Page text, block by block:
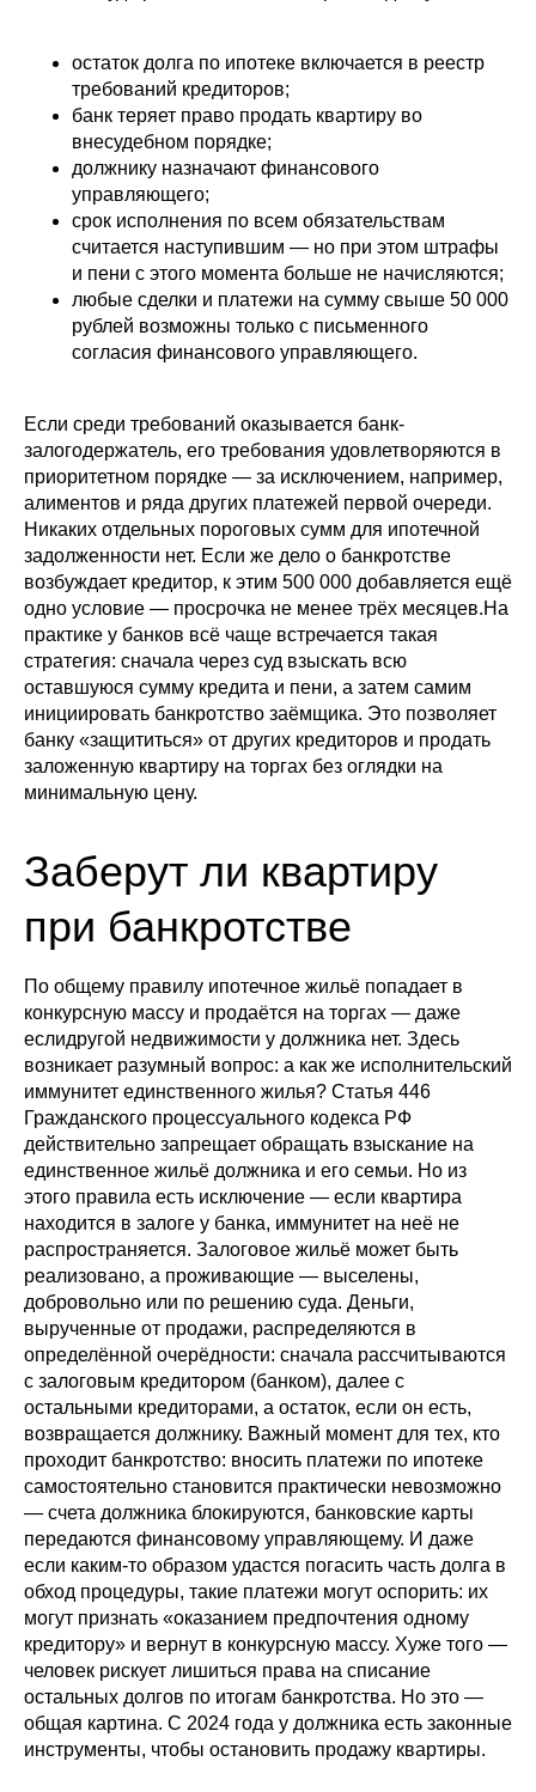
остаток долга по ипотеке включается в реестр
требований кредиторов;
банк теряет право продать квартиру во
внесудебном порядке;
должнику назначают финансового
управляющего;
срок исполнения по всем обязательствам
считается наступившим — но при этом штрафы
и пени с этого момента больше не начисляются;
любые сделки и платежи на сумму свыше 50 000
рублей возможны только с письменного
согласия финансового управляющего.
Если среди требований оказывается банк-
залогодержатель, его требования удовлетворяются в
приоритетном порядке — за исключением, например,
алиментов и ряда других платежей первой очереди.
Никаких отдельных пороговых сумм для ипотечной
задолженности нет. Если же дело о банкротстве
возбуждает кредитор, к этим 500 000 добавляется ещё
одно условие — просрочка не менее трёх месяцев.На
практике у банков всё чаще встречается такая
стратегия: сначала через суд взыскать всю
оставшуюся сумму кредита и пени, а затем самим
инициировать банкротство заёмщика. Это позволяет
банку «защититься» от других кредиторов и продать
заложенную квартиру на торгах без оглядки на
минимальную цену.
Заберут ли квартиру
при банкротстве
По общему правилу ипотечное жильё попадает в
конкурсную массу и продаётся на торгах — даже
еслидругой недвижимости у должника нет. Здесь
возникает разумный вопрос: а как же исполнительский
иммунитет единственного жилья? Статья 446
Гражданского процессуального кодекса РФ
действительно запрещает обращать взыскание на
единственное жильё должника и его семьи. Но из
этого правила есть исключение — если квартира
находится в залоге у банка, иммунитет на неё не
распространяется. Залоговое жильё может быть
реализовано, а проживающие — выселены,
добровольно или по решению суда. Деньги,
вырученные от продажи, распределяются в
определённой очерёдности: сначала рассчитываются
с залоговым кредитором (банком), далее с
остальными кредиторами, а остаток, если он есть,
возвращается должнику. Важный момент для тех, кто
проходит банкротство: вносить платежи по ипотеке
самостоятельно становится практически невозможно
— счета должника блокируются, банковские карты
передаются финансовому управляющему. И даже
если каким-то образом удастся погасить часть долга в
обход процедуры, такие платежи могут оспорить: их
могут признать «оказанием предпочтения одному
кредитору» и вернут в конкурсную массу. Хуже того —
человек рискует лишиться права на списание
остальных долгов по итогам банкротства. Но это —
общая картина. С 2024 года у должника есть законные
инструменты, чтобы остановить продажу квартиры.